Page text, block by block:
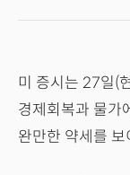
미 증시는 27일(
경제회복과 물가
완만한 약세를 보